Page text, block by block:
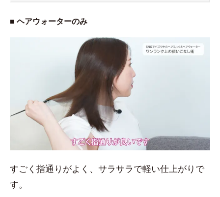
■ ヘアウォーターのみ
すごく指通りがよく、サラサラで軽い仕上がりで
す。